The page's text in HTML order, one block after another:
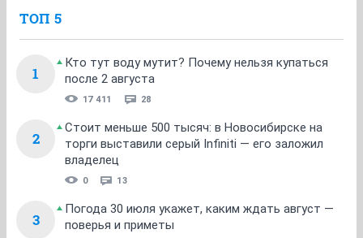
ТОП 5
1
Кто тут воду мутит? Почему нельзя купаться
после 2 августа
17 411 28
2
Стоит меньше 500 тысяч: в Новосибирске на
торги выставили серый Infiniti — его заложил
владелец
0 13
3
Погода 30 июля укажет, каким ждать август —
поверья и приметы